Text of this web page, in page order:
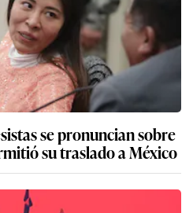
se pronuncian sobre
su traslado a México